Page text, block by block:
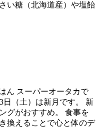
い糖（北海道産）や塩飴
ん スーパーオータカで
日（土）は新月です。 新
グがおすすめ。 食事を
換えることで心と体のデ